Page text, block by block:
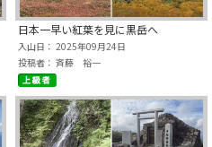
日本一早い紅葉を見に黒岳へ
入山日： 2025年09月24日
投稿者： 斉藤 裕一